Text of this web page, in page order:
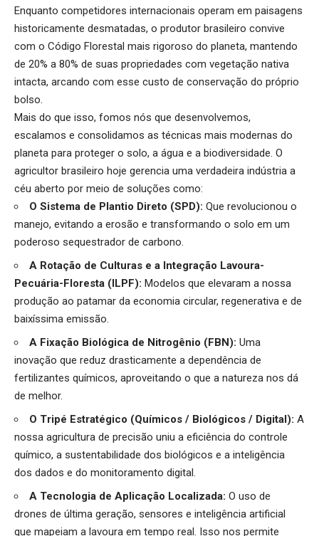
Enquanto competidores internacionais operam em paisagens
historicamente desmatadas, o produtor brasileiro convive
com o Código Florestal mais rigoroso do planeta, mantendo
de 20% a 80% de suas propriedades com vegetação nativa
intacta, arcando com esse custo de conservação do próprio
bolso.
Mais do que isso, fomos nós que desenvolvemos,
escalamos e consolidamos as técnicas mais modernas do
planeta para proteger o solo, a água e a biodiversidade. O
agricultor brasileiro hoje gerencia uma verdadeira indústria a
céu aberto por meio de soluções como:
O Sistema de Plantio Direto (SPD): Que revolucionou o
manejo, evitando a erosão e transformando o solo em um
poderoso sequestrador de carbono.
A Rotação de Culturas e a Integração Lavoura-
Pecuária-Floresta (ILPF): Modelos que elevaram a nossa
produção ao patamar da economia circular, regenerativa e de
baixíssima emissão.
A Fixação Biológica de Nitrogênio (FBN): Uma
inovação que reduz drasticamente a dependência de
fertilizantes químicos, aproveitando o que a natureza nos dá
de melhor.
O Tripé Estratégico (Químicos / Biológicos / Digital): A
nossa agricultura de precisão uniu a eficiência do controle
químico, a sustentabilidade dos biológicos e a inteligência
dos dados e do monitoramento digital.
A Tecnologia de Aplicação Localizada: O uso de
drones de última geração, sensores e inteligência artificial
que mapeiam a lavoura em tempo real. Isso nos permite